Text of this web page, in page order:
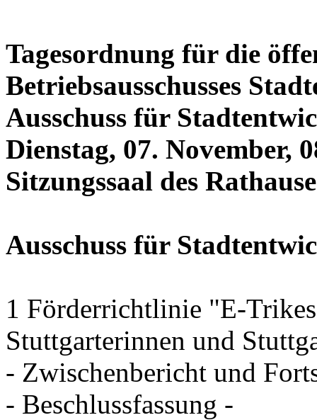
Tagesordnung für die
Betriebsausschusses
Ausschuss für
Dienstag, 07. November,
Sitzungssaal des
Ausschuss für
1 Förderrichtlinie "E-
Stuttgarterinnen und
- Zwischenbericht und
- Beschlussfassung -